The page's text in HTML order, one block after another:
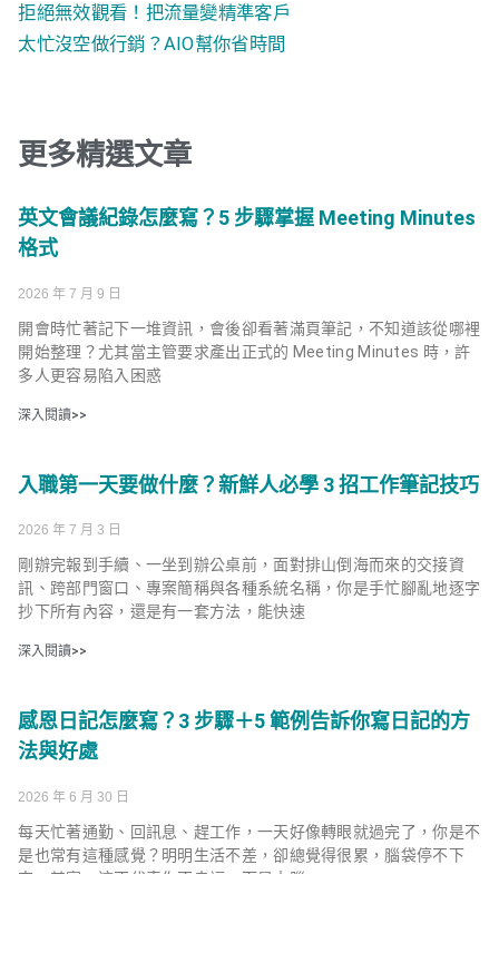
拒絕無效觀看！把流量變精準客戶
太忙沒空做行銷？AIO幫你省時間
更多精選文章
英文會議紀錄怎麼寫？5 步驟掌握 Meeting Minutes
格式
2026 年 7 月 9 日
開會時忙著記下一堆資訊，會後卻看著滿頁筆記，不知道該從哪裡
開始整理？尤其當主管要求產出正式的 Meeting Minutes 時，許
多人更容易陷入困惑
深入閱讀>>
入職第一天要做什麼？新鮮人必學 3 招工作筆記技巧
2026 年 7 月 3 日
剛辦完報到手續、一坐到辦公桌前，面對排山倒海而來的交接資
訊、跨部門窗口、專案簡稱與各種系統名稱，你是手忙腳亂地逐字
抄下所有內容，還是有一套方法，能快速
深入閱讀>>
感恩日記怎麼寫？3 步驟＋5 範例告訴你寫日記的方
法與好處
2026 年 6 月 30 日
每天忙著通勤、回訊息、趕工作，一天好像轉眼就過完了，你是不
是也常有這種感覺？明明生活不差，卻總覺得很累，腦袋停不下
來。其實，這不代表你不幸福，而是大腦